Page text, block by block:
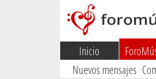
Inicio
Nuevos mensajes